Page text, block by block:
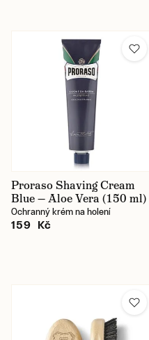
Proraso Shaving Cream
Blue — Aloe Vera (150 ml)
Ochranný krém na holení
159 Kč